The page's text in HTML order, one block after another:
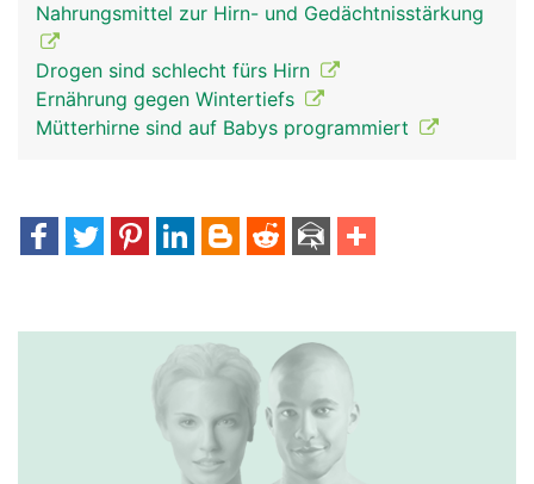
Nahrungsmittel zur Hirn- und Gedächtnisstärkung
Drogen sind schlecht fürs Hirn
Ernährung gegen Wintertiefs
Mütterhirne sind auf Babys programmiert